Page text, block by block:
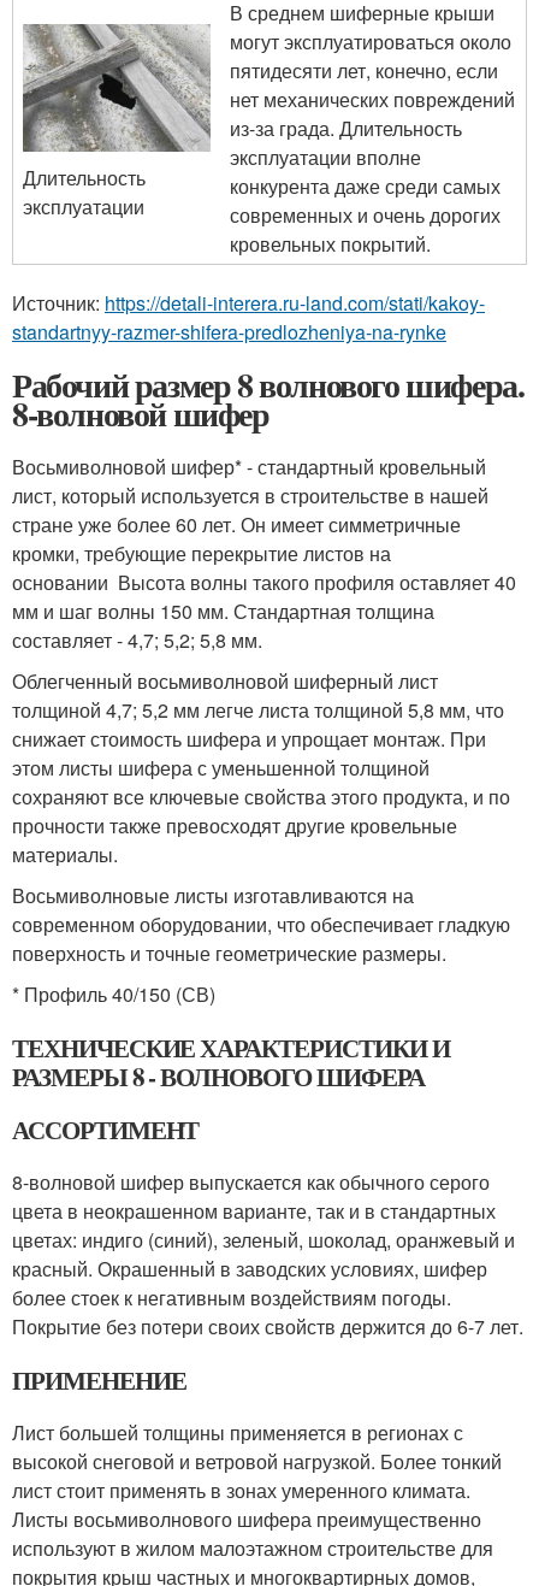
Длительность
эксплуатации
В среднем шиферные крыши
могут эксплуатироваться около
пятидесяти лет, конечно, если
нет механических повреждений
из-за града. Длительность
эксплуатации вполне
конкурента даже среди самых
современных и очень дорогих
кровельных покрытий.
Источник: https://detali-interera.ru-land.com/stati/kakoy-
standartnyy-razmer-shifera-predlozheniya-na-rynke
Рабочий размер 8 волнового шифера.
8-волновой шифер
Восьмиволновой шифер* - стандартный кровельный
лист, который используется в строительстве в нашей
стране уже более 60 лет. Он имеет симметричные
кромки, требующие перекрытие листов на
основании Высота волны такого профиля оставляет 40
мм и шаг волны 150 мм. Стандартная толщина
составляет - 4,7; 5,2; 5,8 мм.
Облегченный восьмиволновой шиферный лист
толщиной 4,7; 5,2 мм легче листа толщиной 5,8 мм, что
снижает стоимость шифера и упрощает монтаж. При
этом листы шифера с уменьшенной толщиной
сохраняют все ключевые свойства этого продукта, и по
прочности также превосходят другие кровельные
материалы.
Восьмиволновые листы изготавливаются на
современном оборудовании, что обеспечивает гладкую
поверхность и точные геометрические размеры.
* Профиль 40/150 (СВ)
ТЕХНИЧЕСКИЕ ХАРАКТЕРИСТИКИ И
РАЗМЕРЫ 8 - ВОЛНОВОГО ШИФЕРА
АССОРТИМЕНТ
8-волновой шифер выпускается как обычного серого
цвета в неокрашенном варианте, так и в стандартных
цветах: индиго (синий), зеленый, шоколад, оранжевый и
красный. Окрашенный в заводских условиях, шифер
более стоек к негативным воздействиям погоды.
Покрытие без потери своих свойств держится до 6-7 лет.
ПРИМЕНЕНИЕ
Лист большей толщины применяется в регионах с
высокой снеговой и ветровой нагрузкой. Более тонкий
лист стоит применять в зонах умеренного климата.
Листы восьмиволнового шифера преимущественно
используют в жилом малоэтажном строительстве для
покрытия крыш частных и многоквартирных домов,